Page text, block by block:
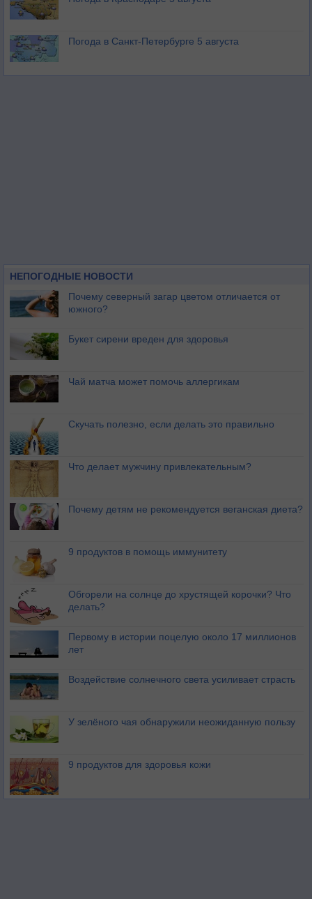
Погода в Санкт-Петербурге 5 августа
НЕПОГОДНЫЕ НОВОСТИ
Почему северный загар цветом отличается от
южного?
Букет сирени вреден для здоровья
Чай матча может помочь аллергикам
Скучать полезно, если делать это правильно
Что делает мужчину привлекательным?
Почему детям не рекомендуется веганская диета?
9 продуктов в помощь иммунитету
Обгорели на солнце до хрустящей корочки? Что
делать?
Первому в истории поцелую около 17 миллионов
лет
Воздействие солнечного света усиливает страсть
У зелёного чая обнаружили неожиданную пользу
9 продуктов для здоровья кожи